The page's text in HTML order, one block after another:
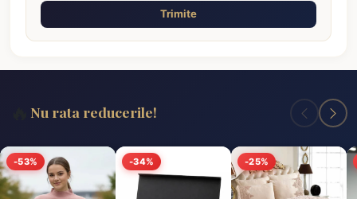
Trimite
Nu rata reducerile!
-53% -34% -25%